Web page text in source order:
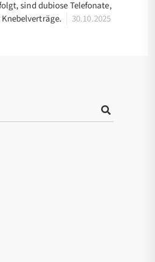
sind dubiose Telefonate,
30.10.2025